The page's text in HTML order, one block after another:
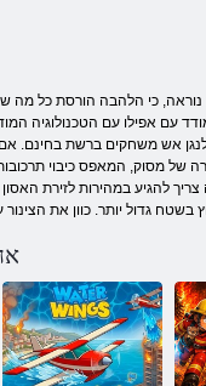
כי הלהבה הורסת כל מה
עם אפילו עם הטכנולוגיה
לנגן אש משחקים ברשת בחינם.
של מסוק, המאפס כיבוי
להגיע במהירות לזירת